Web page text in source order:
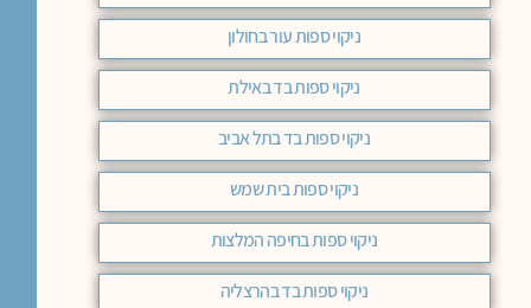
ניקוי ספות עור בחולון
ניקוי ספות בד באילת
ניקוי ספות בד בתל אביב
ניקוי ספות בית שמש
ניקוי ספות בחיפה המלצות
ניקוי ספות בד בהרצליה